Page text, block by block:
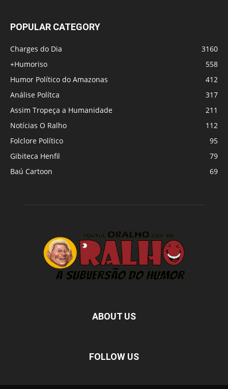
POPULAR CATEGORY
Charges do Dia
3160
+Humoriso
558
Humor Político do Amazonas
412
Análise Polítca
317
Assim Tropeça a Humanidade
211
Notícias O Ralho
112
Folclore Político
95
Gibiteca Henfil
79
Baú Cartoon
69
ABOUT US
FOLLOW US